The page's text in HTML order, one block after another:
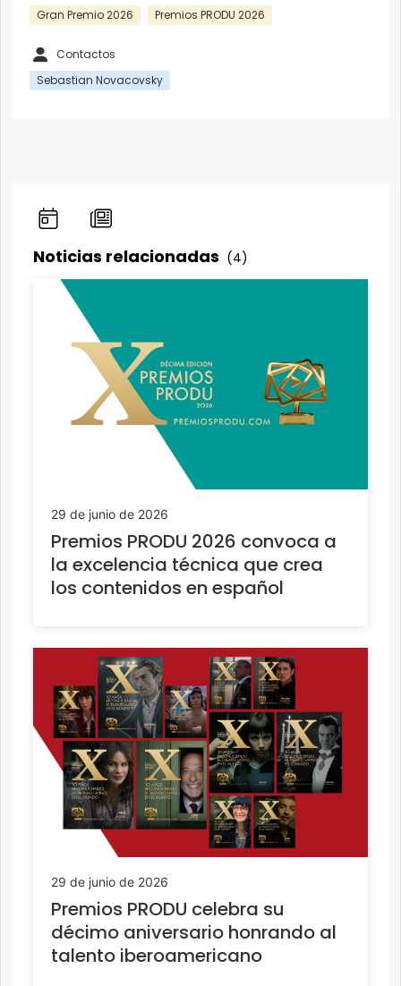
Gran Premio 2026 Premios PRODU 2026
Contactos
Sebastian Novacovsky
Noticias relacionadas (4)
29 de junio de 2026
Premios PRODU 2026 convoca a
la excelencia técnica que crea
los contenidos en español
29 de junio de 2026
Premios PRODU celebra su
décimo aniversario honrando al
talento iberoamericano